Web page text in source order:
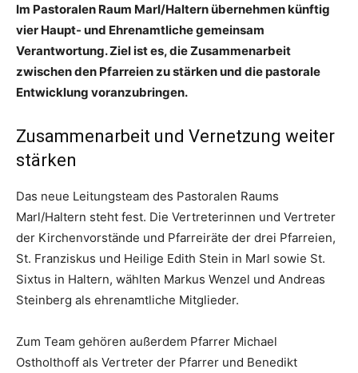
Im Pastoralen Raum Marl/Haltern übernehmen künftig
vier Haupt- und Ehrenamtliche gemeinsam
Verantwortung. Ziel ist es, die Zusammenarbeit
zwischen den Pfarreien zu stärken und die pastorale
Entwicklung voranzubringen.
Zusammenarbeit und Vernetzung weiter
stärken
Das neue Leitungsteam des Pastoralen Raums
Marl/Haltern steht fest. Die Vertreterinnen und Vertreter
der Kirchenvorstände und Pfarreiräte der drei Pfarreien,
St. Franziskus und Heilige Edith Stein in Marl sowie St.
Sixtus in Haltern, wählten Markus Wenzel und Andreas
Steinberg als ehrenamtliche Mitglieder.
Zum Team gehören außerdem Pfarrer Michael
Ostholthoff als Vertreter der Pfarrer und Benedikt